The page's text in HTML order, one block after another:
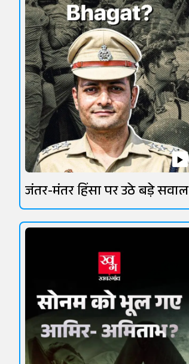
जंतर-मंतर हिंसा पर उठे बड़े सवाल